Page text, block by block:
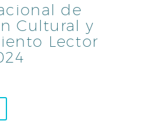
de
Cultural y
Lector